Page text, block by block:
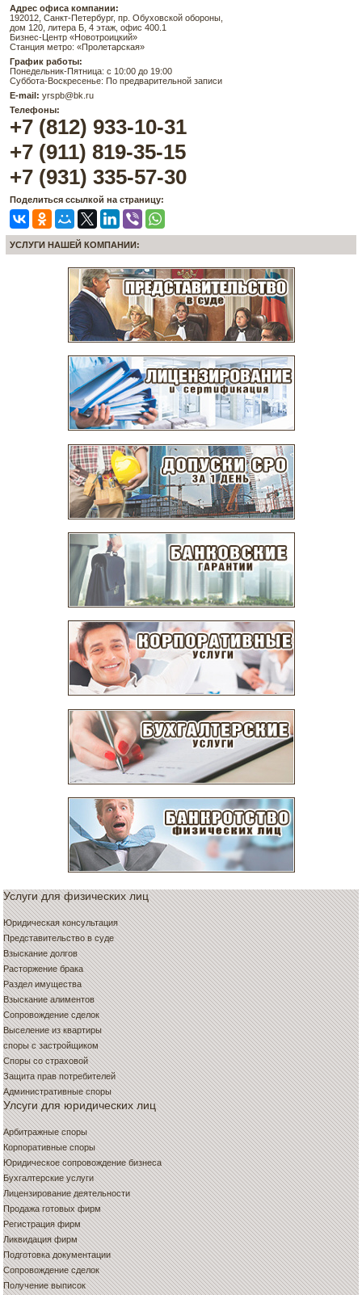
Адрес офиса компании:
192012, Санкт-Петербург, пр. Обуховской обороны,
дом 120, литера Б, 4 этаж, офис 400.1
Бизнес-Центр «Новотроицкий»
Станция метро: «Пролетарская»
График работы:
Понедельник-Пятница: с 10:00 до 19:00
Суббота-Воскресенье: По предварительной записи
E-mail: yrspb@bk.ru
Телефоны:
+7 (812) 933-10-31
+7 (911) 819-35-15
+7 (931) 335-57-30
Поделиться ссылкой на страницу:
УСЛУГИ НАШЕЙ КОМПАНИИ:
Услуги для физических лиц
Юридическая консультация
Представительство в суде
Взыскание долгов
Расторжение брака
Раздел имущества
Взыскание алиментов
Сопровождение сделок
Выселение из квартиры
споры с застройщиком
Споры со страховой
Защита прав потребителей
Административные споры
Улсуги для юридических лиц
Арбитражные споры
Корпоративные споры
Юридическое сопровождение бизнеса
Бухгалтерские услуги
Лицензирование деятельности
Продажа готовых фирм
Регистрация фирм
Ликвидация фирм
Подготовка документации
Сопровождение сделок
Получение выписок